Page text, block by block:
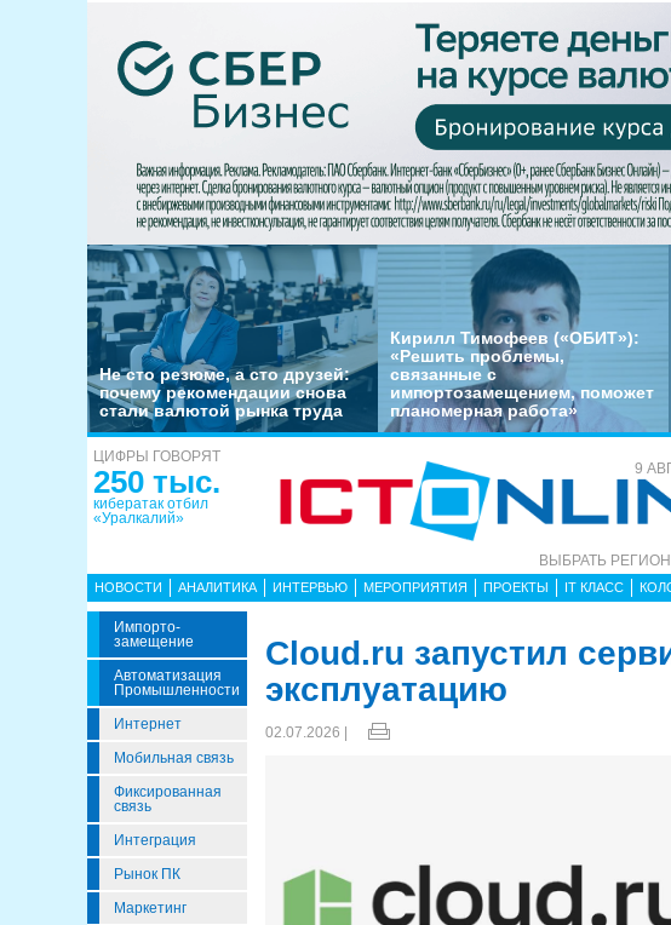
Не сто резюме, а сто друзей:
почему рекомендации снова
стали валютой рынка труда
Кирилл Тимофеев («ОБИТ»):
«Решить проблемы,
связанные с
импортозамещением, поможет
планомерная работа»
ЦИФРЫ ГОВОРЯТ
250 тыс.
кибератак отбил
«Уралкалий»
9
ВЫБРАТЬ РЕГИОН
НОВОСТИ АНАЛИТИКА ИНТЕРВЬЮ МЕРОПРИЯТИЯ ПРОЕКТЫ IT КЛАСС
Импорто­
Замещение
Автоматизация
Промышленности
Интернет
Мобильная связь
Фиксированная
связь
Интеграция
Рынок ПК
Маркетинг
Cloud.ru запустил
эксплуатацию
02.07.2026 |